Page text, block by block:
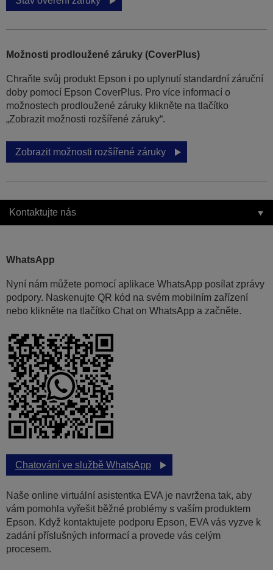
Možnosti prodloužené záruky (CoverPlus)
Chraňte svůj produkt Epson i po uplynutí standardní záruční
doby pomocí Epson CoverPlus. Pro více informací o
možnostech prodloužené záruky klikněte na tlačítko
„Zobrazit možnosti rozšířené záruky“.
Zobrazit možnosti rozšířené záruky
Kontaktujte nás
WhatsApp
Nyní nám můžete pomocí aplikace WhatsApp posílat zprávy
podpory. Naskenujte QR kód na svém mobilním zařízení
nebo klikněte na tlačítko Chat on WhatsApp a začněte.
Chatování ve službě WhatsApp
Naše online virtuální asistentka EVA je navržena tak, aby
vám pomohla vyřešit běžné problémy s vaším produktem
Epson. Když kontaktujete podporu Epson, EVA vás vyzve k
zadání příslušných informací a provede vás celým
procesem.